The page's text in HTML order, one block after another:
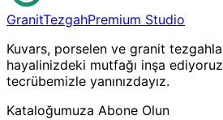
GranitTezgahPremium Studio
Kuvars, porselen ve granit
hayalinizdeki mutfağı inşa
tecrübemizle yanınızdayız.
Kataloğumuza Abone Olun